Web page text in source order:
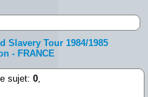
Slavery Tour 1984/1985
- FRANCE
sujet: 0